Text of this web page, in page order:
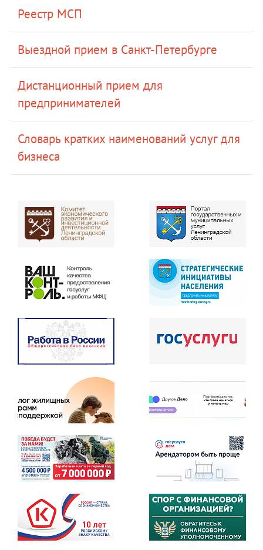
Реестр МСП
Выездной прием в Санкт-Петербурге
Дистанционный прием для
предпринимателей
Словарь кратких наименований услуг для
бизнеса